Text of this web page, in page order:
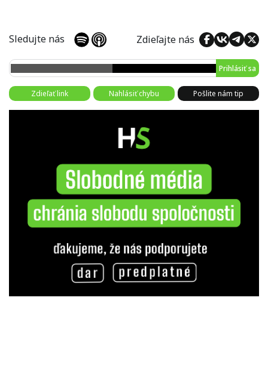
Sledujte nás Zdieľajte nás
Prihlásiť sa
Zdieľať link Nahlásiť chybu Pošlite nám tip